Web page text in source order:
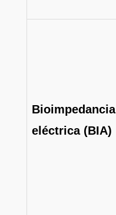
Bioimpedancia
eléctrica (BIA)